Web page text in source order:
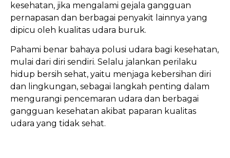
kesehatan, jika mengalami gejala gangguan
pernapasan dan berbagai penyakit lainnya yang
dipicu oleh kualitas udara buruk.
Pahami benar bahaya polusi udara bagi kesehatan,
mulai dari diri sendiri. Selalu jalankan perilaku
hidup bersih sehat, yaitu menjaga kebersihan diri
dan lingkungan, sebagai langkah penting dalam
mengurangi pencemaran udara dan berbagai
gangguan kesehatan akibat paparan kualitas
udara yang tidak sehat.